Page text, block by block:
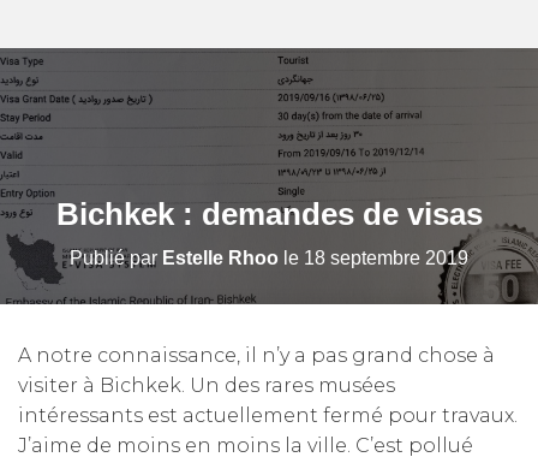
Bichkek : demandes de visas
Publié par Estelle Rhoo le 18 septembre 2019
A notre connaissance, il n’y a pas grand chose à
visiter à Bichkek. Un des rares musées
intéressants est actuellement fermé pour travaux.
J’aime de moins en moins la ville. C’est pollué